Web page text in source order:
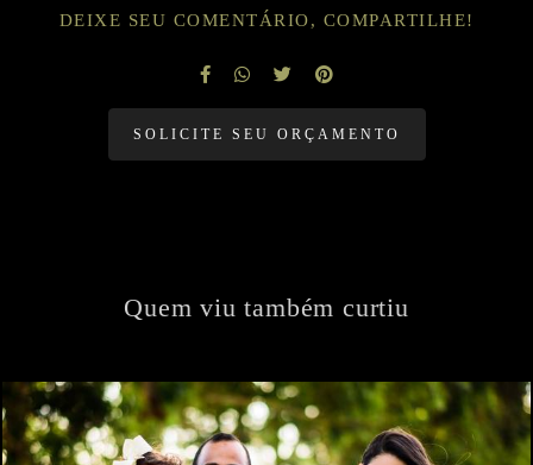
DEIXE SEU COMENTÁRIO, COMPARTILHE!
SOLICITE SEU ORÇAMENTO
Quem viu também curtiu